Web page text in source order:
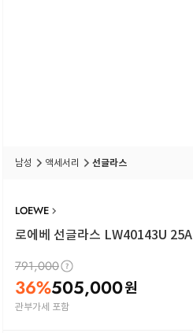
남성 액세서리 선글라스
LOEWE
로에베 선글라스 LW40143U 25A
791,000
36%505,000원
관부가세 포함